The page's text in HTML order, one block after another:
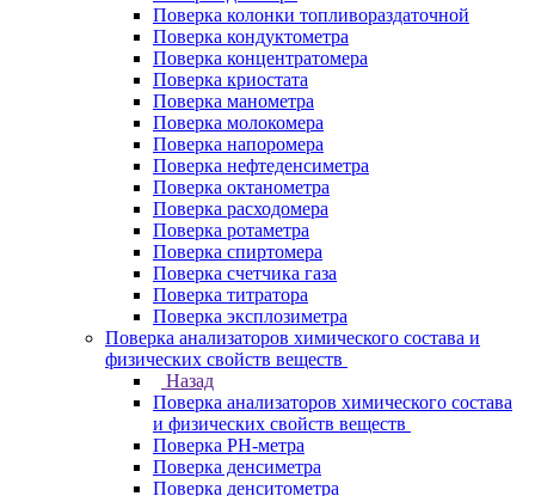
Поверка колонки топливораздаточной
Поверка кондуктометра
Поверка концентратомера
Поверка криостата
Поверка манометра
Поверка молокомера
Поверка напоромера
Поверка нефтеденсиметра
Поверка октанометра
Поверка расходомера
Поверка ротаметра
Поверка спиртомера
Поверка счетчика газа
Поверка титратора
Поверка эксплозиметра
Поверка анализаторов химического состава и
физических свойств веществ
Назад
Поверка анализаторов химического состава
и физических свойств веществ
Поверка PH-метра
Поверка денсиметра
Поверка денситометра